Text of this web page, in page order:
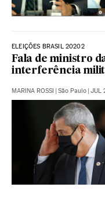
ELEIÇÕES BRASIL 20202
Fala de ministro
interferência
MARINA ROSSI São Paulo JUL